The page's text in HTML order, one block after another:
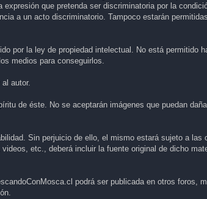
que pretenda ser discriminatoria por la
a un acto discriminatorio. Tampoco estarán
por la ley de propiedad intelectual. No está permitido
medios para conseguirlos.
autor.
de éste. No se aceptarán imágenes que puedan
Sin perjuicio de ello, el mismo estará sujeto a las
etc., deberá incluir la fuente original de dicho
podrá ser publicada en otros foros,